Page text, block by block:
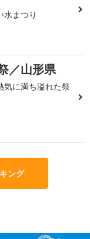
まつり
／山形県
気に満ち溢れた祭
ング